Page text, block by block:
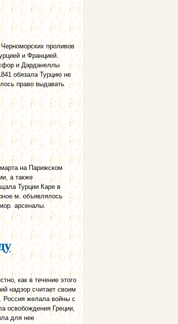
проливов
и Францией.
и Дарданеллы
обязала Турцию не
право выдавать
на Парижском
а также
Турции Каре в
м. объявлялось
арсеналы.
как в течение этого
надзор считает своим
Россия желала войны с
освобождения Греции,
для нее